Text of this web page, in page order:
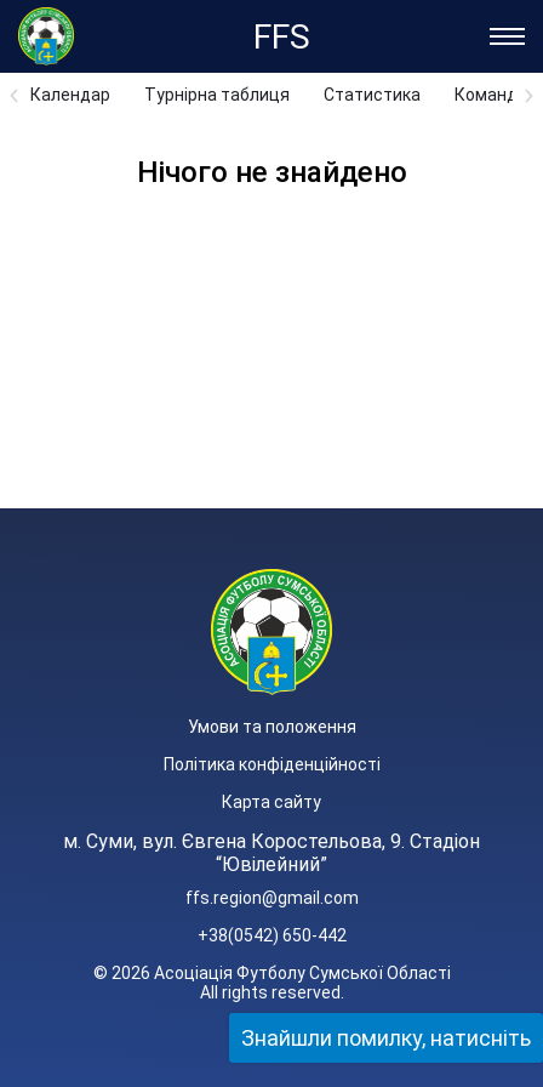
FFS
Календар Турнірна таблиця Статистика Команди
Нічого не знайдено
Умови та положення
Політика конфіденційності
Карта сайту
м. Суми, вул. Євгена Коростельова, 9. Стадіон
“Ювілейний”
ffs.region@gmail.com
+38(0542) 650-442
© 2026 Асоціація Футболу Сумської Області
All rights reserved.
Знайшли помилку, натисніть